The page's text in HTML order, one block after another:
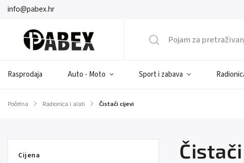
info@pabex.hr
Rasprodaja Auto - Moto Sport i zabava
Početna / Radionica i alati / Čistači cijevi
Cijena